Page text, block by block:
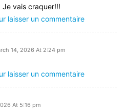
vais craquer!!!
laisser un commentaire
14, 2026 At 2:24 pm
laisser un commentaire
At 5:16 pm